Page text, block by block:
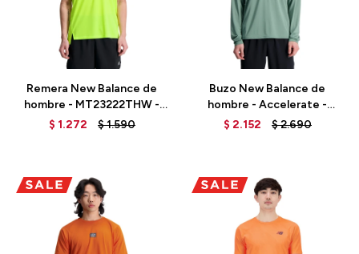
Remera New Balance de
hombre - MT23222THW -
GREEN
$ 1.272 $1.590
Buzo New Balance de
hombre - Accelerate -
MT23227DKJ - GREEN
$ 2.152 $2.690